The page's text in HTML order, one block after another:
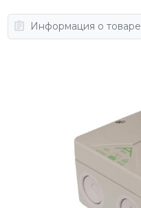
Информация о товаре